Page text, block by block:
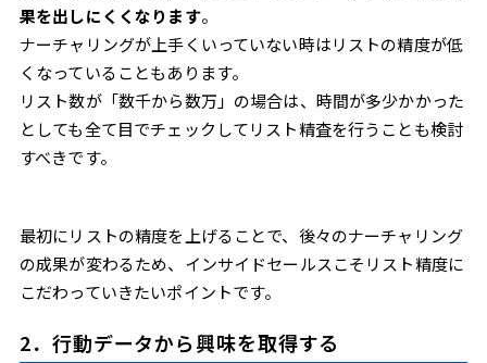
果を出しにくくなります。
ナーチャリングが上手くいっていない時はリストの精度が低
くなっていることもあります。
リスト数が「数千から数万」の場合は、時間が多少かかった
としても全て目でチェックしてリスト精査を行うことも検討
すべきです。
最初にリストの精度を上げることで、後々のナーチャリング
の成果が変わるため、インサイドセールスこそリスト精度に
こだわっていきたいポイントです。
2．行動データから興味を取得する